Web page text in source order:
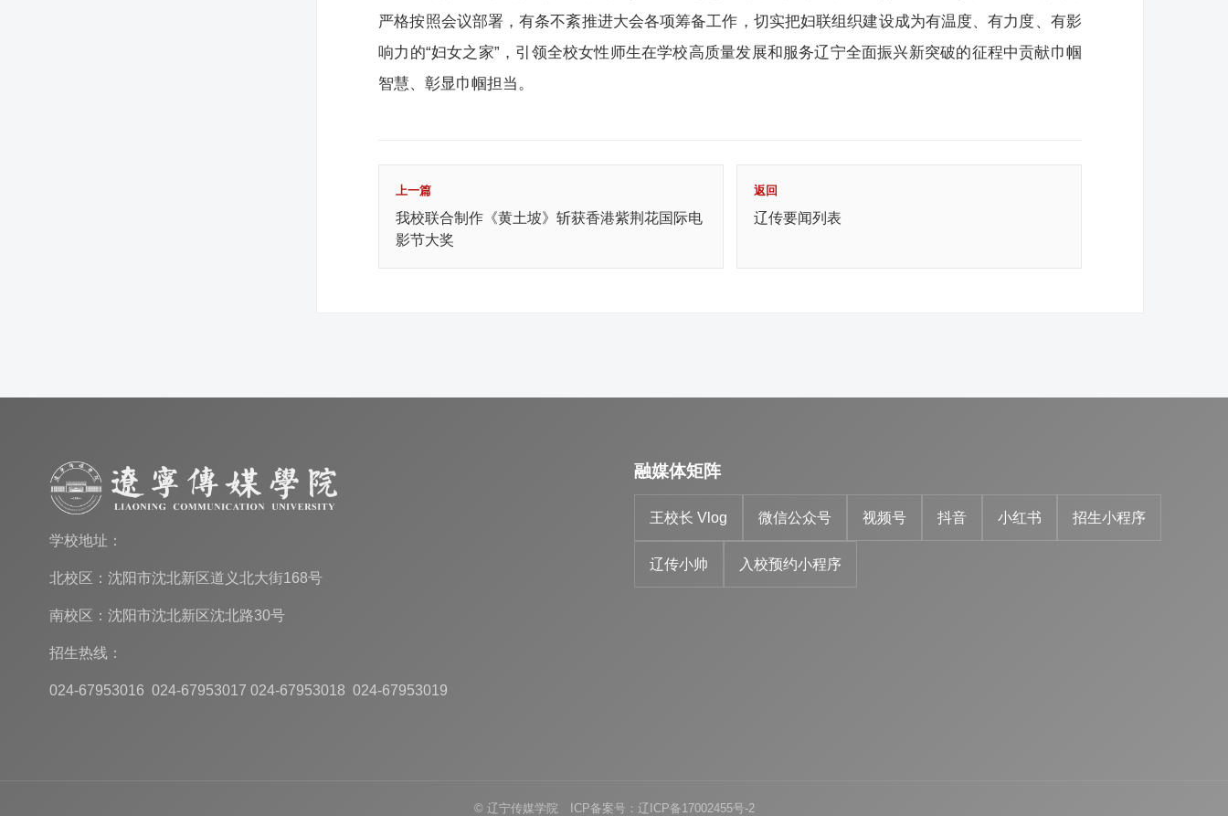
严格按照会议部署，有条不紊推进大会各项筹备工作，切实把妇联组织建设成为有温度、有力度、有影
响力的“妇女之家”，引领全校女性师生在学校高质量发展和服务辽宁全面振兴新突破的征程中贡献巾帼
智慧、彰显巾帼担当。
上一篇
我校联合制作《黄土坡》斩获香港紫荆花国际电
影节大奖
返回
辽传要闻列表
学校地址：
北校区：沈阳市沈北新区道义北大街168号
南校区：沈阳市沈北新区沈北路30号
招生热线：
024-67953016 024-67953017 024-67953018 024-67953019
融媒体矩阵
王校长 Vlog 微信公众号 视频号 抖音 小红书 招生小程序
辽传小帅 入校预约小程序
© 辽宁传媒学院 ICP备案号：辽ICP备17002455号-2